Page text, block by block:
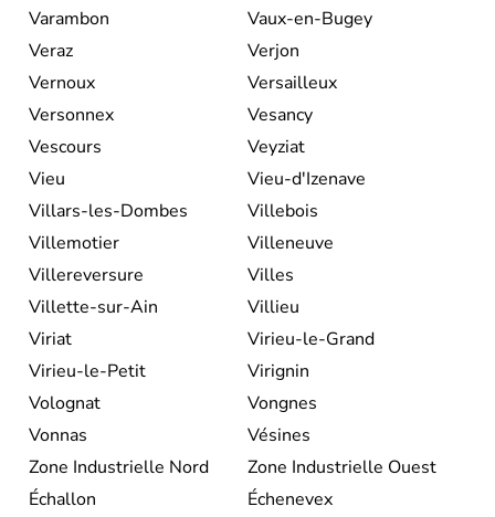
Varambon
Vaux-en-Bugey
Veraz
Verjon
Vernoux
Versailleux
Versonnex
Vesancy
Vescours
Veyziat
Vieu
Vieu-d'Izenave
Villars-les-Dombes
Villebois
Villemotier
Villeneuve
Villereversure
Villes
Villette-sur-Ain
Villieu
Viriat
Virieu-le-Grand
Virieu-le-Petit
Virignin
Volognat
Vongnes
Vonnas
Vésines
Zone Industrielle Nord
Zone Industrielle Ouest
Échallon
Échenevex